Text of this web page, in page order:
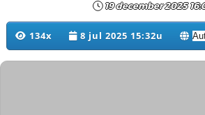
19 december 2025
134x 8 jul 2025 15:32u